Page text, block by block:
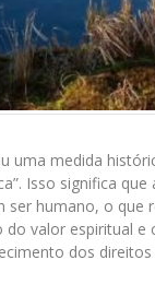
uma medida
Isso significa
humano, o
valor espiritual
dos direitos